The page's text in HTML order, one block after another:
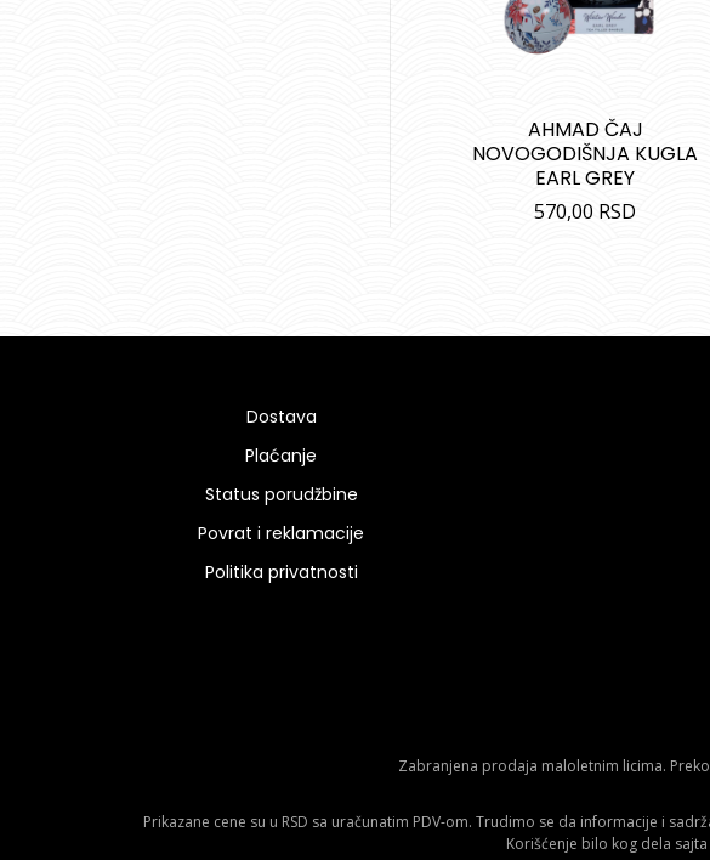
AHMAD ČAJ
NOVOGODIŠNJA KUGLA
EARL GREY
570,00 RSD
Dostava
Plaćanje
Status porudžbine
Povrat i reklamacije
Politika privatnosti
Zabranjena prodaja maloletnim licima.
Prikazane cene su u RSD sa uračunatim PDV-om. Trudimo se da informacije i
Korišćenje bilo kog dela